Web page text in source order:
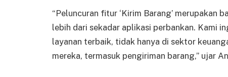
“Peluncuran fitur ‘Kirim Barang’ merupakan
lebih dari sekadar aplikasi perbankan. Kami
layanan terbaik, tidak hanya di sektor
mereka, termasuk pengiriman barang,” ujar